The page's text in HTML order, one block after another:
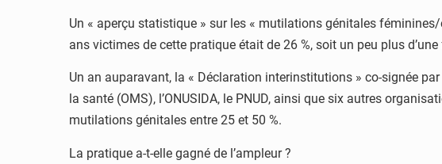
Un « aperçu statistique » sur les « mutilations génitales
ans victimes de cette pratique était de 26 %, soit un peu plus
Un an auparavant, la « Déclaration interinstitutions » co-signée
la santé (OMS), l’ONUSIDA, le PNUD, ainsi que six autres
mutilations génitales entre 25 et 50 %.
La pratique a-t-elle gagné de l’ampleur ?